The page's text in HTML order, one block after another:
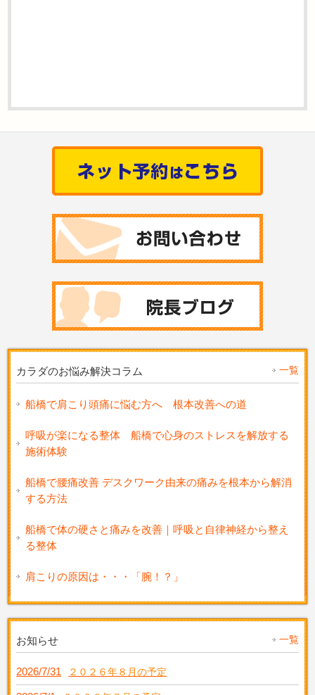
カラダのお悩み解決コラム 一覧
船橋で肩こり頭痛に悩む方へ 根本改善への道
呼吸が楽になる整体 船橋で心身のストレスを解放する
施術体験
船橋で腰痛改善 デスクワーク由来の痛みを根本から解消
する方法
船橋で体の硬さと痛みを改善｜呼吸と自律神経から整え
る整体
肩こりの原因は・・・「腕！？」
お知らせ 一覧
2026/7/31 ２０２６年８月の予定